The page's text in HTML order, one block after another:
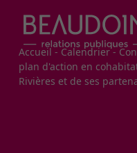
Fil d'Ariane
Accueil-Calendrier-
plan d'action en
Rivières et de ses